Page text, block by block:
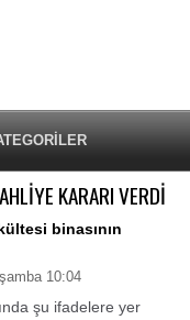
KARARI VERDİ
binasının
10:04
şu ifadelere yer